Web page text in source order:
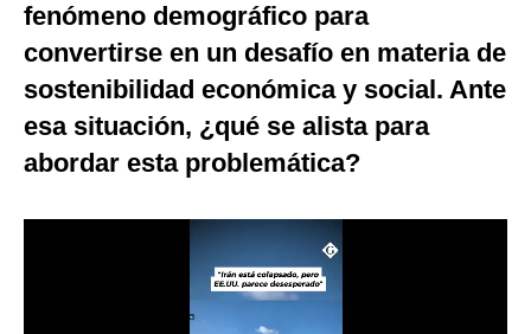
Mix
G de Gestión
Podcast
fenómeno demográfico para
convertirse en un desafío en materia de
sostenibilidad económica y social. Ante
esa situación, ¿qué se alista para
abordar esta problemática?